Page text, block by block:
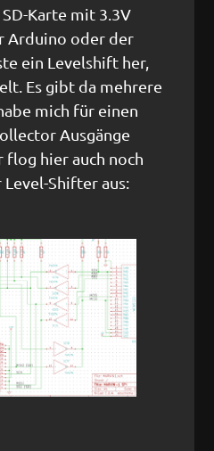
Karte mit 3.3V
Arduino oder der
ein Levelshift her,
Es gibt da mehrere
mich für einen
Ausgänge
flog hier auch noch
Shifter aus: